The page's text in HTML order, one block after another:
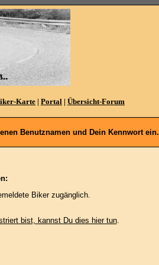
Karte | Portal | Übersicht-Forum
Benutznamen und Dein Kennwort ein.
Biker zugänglich.
bist, kannst Du dies hier tun.